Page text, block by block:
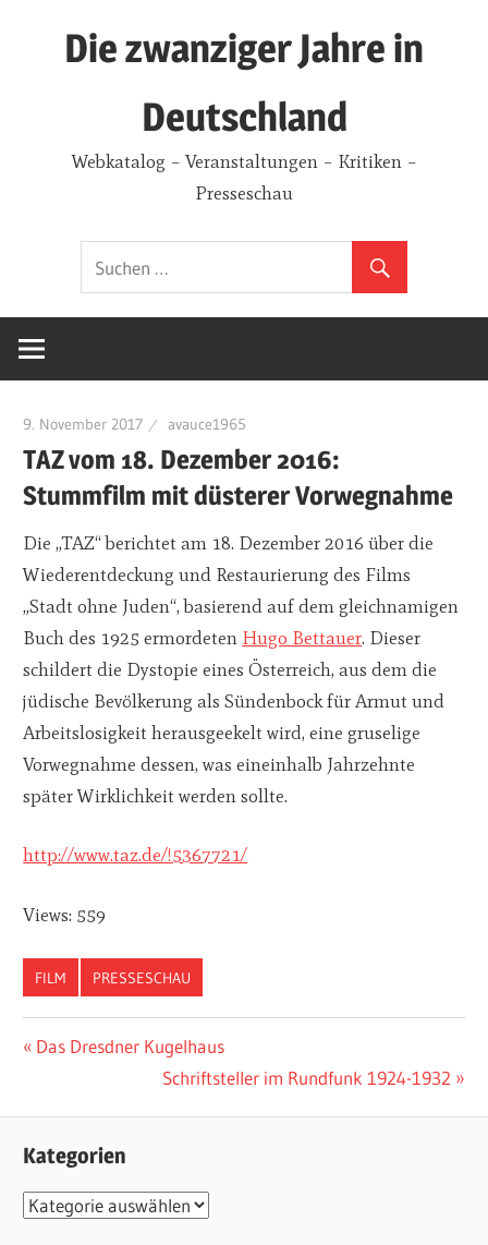
Die zwanziger Jahre in
Deutschland
Webkatalog – Veranstaltungen – Kritiken –
Presseschau
9. November 2017 avauce1965
TAZ vom 18. Dezember 2016:
Stummfilm mit düsterer Vorwegnahme
Die „TAZ“ berichtet am 18. Dezember 2016 über die
Wiederentdeckung und Restaurierung des Films
„Stadt ohne Juden“, basierend auf dem gleichnamigen
Buch des 1925 ermordeten Hugo Bettauer. Dieser
schildert die Dystopie eines Österreich, aus dem die
jüdische Bevölkerung als Sündenbock für Armut und
Arbeitslosigkeit herausgeekelt wird, eine gruselige
Vorwegnahme dessen, was eineinhalb Jahrzehnte
später Wirklichkeit werden sollte.
http://www.taz.de/!5367721/
Views: 559
FILM PRESSESCHAU
Beitragsnavigation
Vorheriger
Das Dresdner Kugelhaus
Nächster
Schriftsteller im Rundfunk 1924-1932
Kategorien
K